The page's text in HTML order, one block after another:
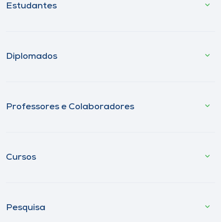
Estudantes
Diplomados
Professores e Colaboradores
Cursos
Pesquisa